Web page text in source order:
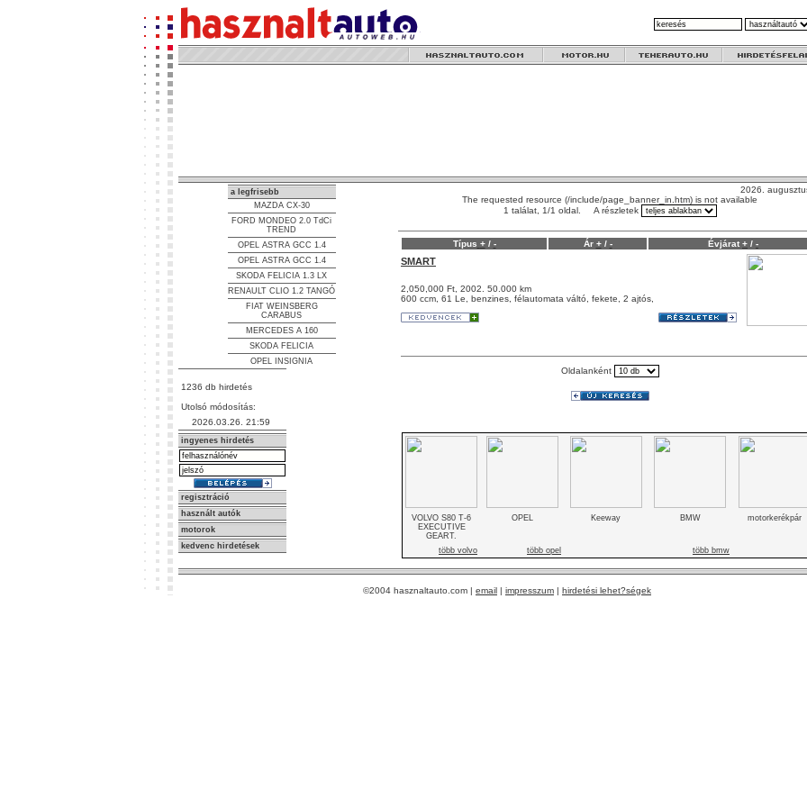
a legfrisebb
MAZDA CX-30
FORD MONDEO 2.0 TdCi
TREND
OPEL ASTRA GCC 1.4
OPEL ASTRA GCC 1.4
SKODA FELICIA 1.3 LX
RENAULT CLIO 1.2 TANGÓ
FIAT WEINSBERG
CARABUS
MERCEDES A 160
SKODA FELICIA
OPEL INSIGNIA
1236 db hirdetés
Utolsó módosítás:
2026.03.26. 21:59
ingyenes hirdetés
regisztráció
használt autók
motorok
kedvenc hirdetések
2026.
The requested resource (/include/page_banner_in.htm) is not available
1 találat, 1/1 oldal. A részletek
Típus +/ - Ár +/ - Évjárat + / -
SMART
2,050,000 Ft, 2002. 50.000 km
600 ccm, 61 Le, benzines, félautomata váltó, fekete, 2 ajtós,
Oldalanként
VOLVO S80 T-6
EXECUTIVE
GEART.
OPEL Keeway BMW motorkerékpár
több volvo több opel több bmw
©2004 hasznaltauto.com | email | impresszum | hirdetési lehet?ségek